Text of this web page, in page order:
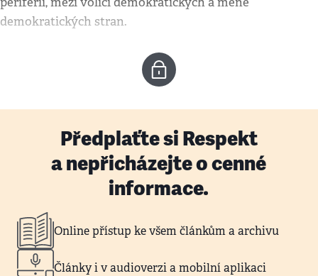
demokratických stran.
Předplaťte si Respekt
a nepřicházejte o cenné
informace.
Online přístup ke všem článkům a archivu
Články i v audioverzi a mobilní aplikaci